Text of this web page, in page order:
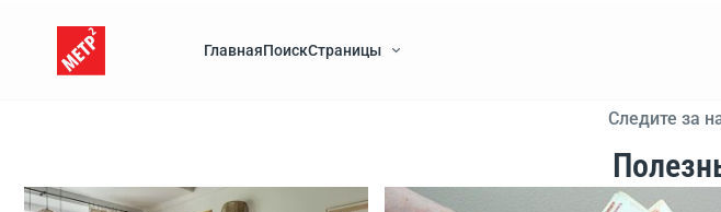
ГлавнаяПоискСтраницы
Следите за